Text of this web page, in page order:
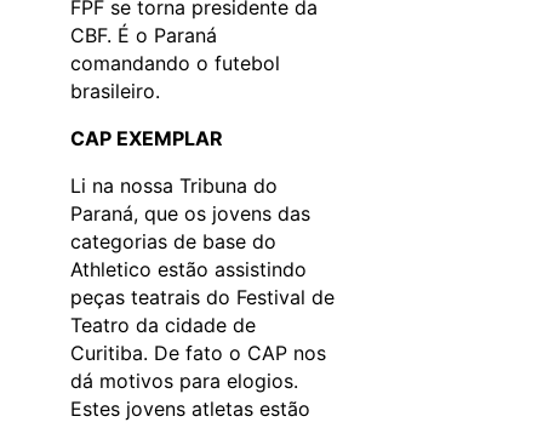
FPF se torna presidente da
CBF. É o Paraná
comandando o futebol
brasileiro.
CAP EXEMPLAR
Li na nossa Tribuna do
Paraná, que os jovens das
categorias de base do
Athletico estão assistindo
peças teatrais do Festival de
Teatro da cidade de
Curitiba. De fato o CAP nos
dá motivos para elogios.
Estes jovens atletas estão